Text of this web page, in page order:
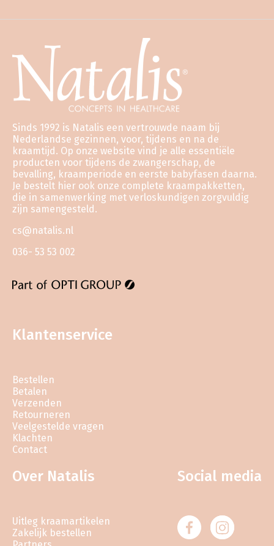
Sinds 1992 is Natalis een vertrouwde naam bij
Nederlandse gezinnen, voor, tijdens en na de
kraamtijd. Op onze website vind je alle essentiële
producten voor tijdens de zwangerschap, de
bevalling, kraamperiode en eerste babyfasen daarna.
Je bestelt hier ook onze complete kraampakketten,
die in samenwerking met verloskundigen zorgvuldig
zijn samengesteld.
cs@natalis.nl
036- 53 53 002
Klantenservice
Bestellen
Betalen
Verzenden
Retourneren
Veelgestelde vragen
Klachten
Contact
Over Natalis
Uitleg kraamartikelen
Zakelijk bestellen
Social media